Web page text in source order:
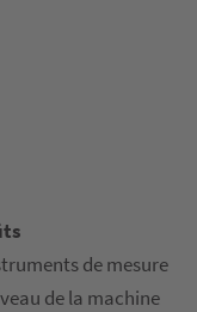
de mesure
de la machine